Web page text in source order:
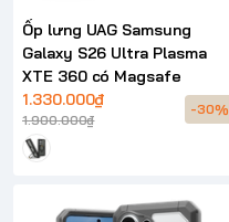
Ốp lưng UAG Samsung
Galaxy S26 Ultra Plasma
XTE 360 có Magsafe
1.330.000₫
1.900.000₫
-30%